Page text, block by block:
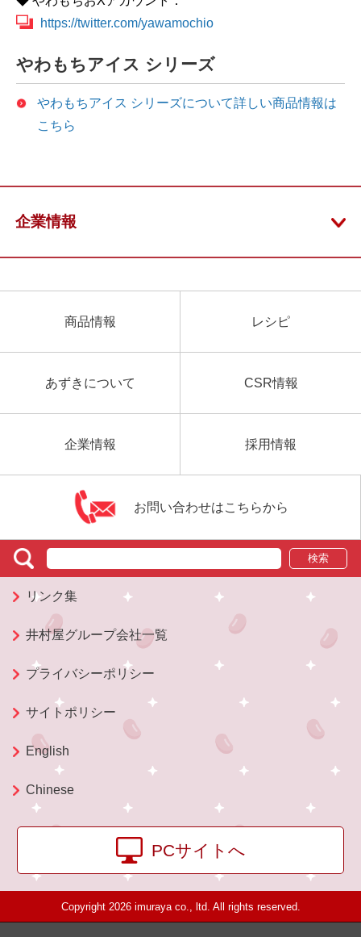
https://twitter.com/yawamochio
やわもちアイス シリーズ
やわもちアイス シリーズについて詳しい商品情報は
こちら
企業情報
商品情報 レシピ
あずきについて CSR情報
企業情報 採用情報
お問い合わせはこちらから
検索
リンク集
井村屋グループ会社一覧
プライバシーポリシー
サイトポリシー
English
Chinese
PCサイトへ
Copyright 2026 imuraya co., ltd. All rights reserved.